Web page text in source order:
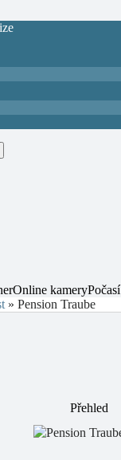
Online kameryPočasí
» Pension Traube
Přehled